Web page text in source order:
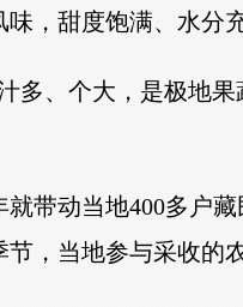
，甜度饱满、水分
多、个大，是极地
就带动当地400多户
，当地参与采收的